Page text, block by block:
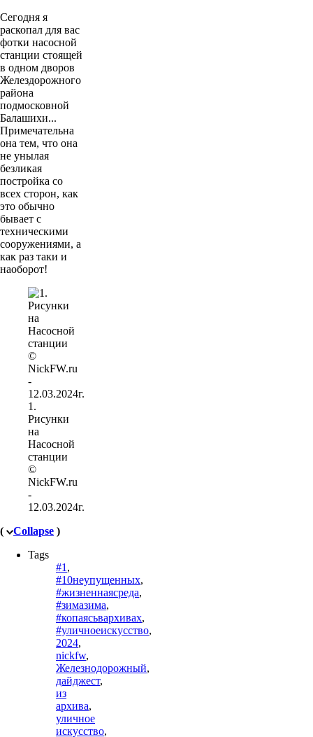
Сегодня я
раскопал для вас
фотки насосной
станции стоящей
в одном дворов
Желездорожного
района
подмосковной
Балашихи...
Примечательна
она тем, что она
не унылая
безликая
постройка со
всех сторон, как
это обычно
бывает с
техническими
сооружениями, а
как раз таки и
наоборот!
1.
Рисунки
на
Насосной
станции
©
NickFW.ru
-
12.03.2024г.
(
Collapse )
Tags
#1 ,
#10неупущенных,
#жизненнаясреда,
#зимазима,
#копаясьвархивах,
#уличноеискусство,
2024,
nickfw,
Железнодорожный,
дайджест,
из
архива,
уличное
искусство,